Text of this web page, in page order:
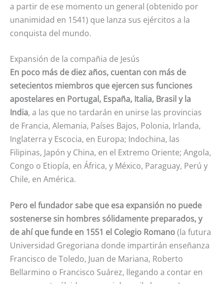
a partir de ese momento un general (obtenido por
unanimidad en 1541) que lanza sus ejércitos a la
conquista del mundo.
Expansión de la compañia de Jesús
En poco más de diez años, cuentan con más de
setecientos miembros que ejercen sus funciones
apostelares en Portugal, España, Italia, Brasil y la
India, a las que no tardarán en unirse las provincias
de Francia, Alemania, Países Bajos, Polonia, Irlanda,
Inglaterra y Escocia, en Europa; Indochina, las
Filipinas, Japón y China, en el Extremo Oriente; Angola,
Congo o Etiopía, en África, y México, Paraguay, Perú y
Chile, en América.
Pero el fundador sabe que esa expansión no puede
sostenerse sin hombres sólidamente preparados, y
de ahí que funde en 1551 el Colegio Romano(la futura
Universidad Gregoriana donde impartirán enseñanza
Francisco de Toledo, Juan de Mariana, Roberto
Bellarmino o Francisco Suárez, llegando a contar en